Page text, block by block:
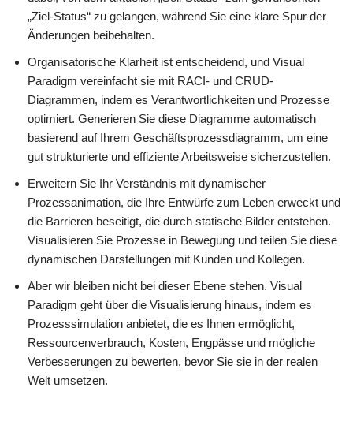
„Ziel-Status“ zu gelangen, während Sie eine klare Spur der
Änderungen beibehalten.
Organisatorische Klarheit ist entscheidend, und Visual
Paradigm vereinfacht sie mit RACI- und CRUD-
Diagrammen, indem es Verantwortlichkeiten und Prozesse
optimiert. Generieren Sie diese Diagramme automatisch
basierend auf Ihrem Geschäftsprozessdiagramm, um eine
gut strukturierte und effiziente Arbeitsweise sicherzustellen.
Erweitern Sie Ihr Verständnis mit dynamischer
Prozessanimation, die Ihre Entwürfe zum Leben erweckt und
die Barrieren beseitigt, die durch statische Bilder entstehen.
Visualisieren Sie Prozesse in Bewegung und teilen Sie diese
dynamischen Darstellungen mit Kunden und Kollegen.
Aber wir bleiben nicht bei dieser Ebene stehen. Visual
Paradigm geht über die Visualisierung hinaus, indem es
Prozesssimulation anbietet, die es Ihnen ermöglicht,
Ressourcenverbrauch, Kosten, Engpässe und mögliche
Verbesserungen zu bewerten, bevor Sie sie in der realen
Welt umsetzen.